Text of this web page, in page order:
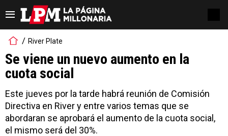
River Plate
Se viene un nuevo aumento en la
cuota social
Este jueves por la tarde habrá reunión de Comisión
Directiva en River y entre varios temas que se
abordaran se aprobará el aumento de la cuota social,
el mismo será del 30%.